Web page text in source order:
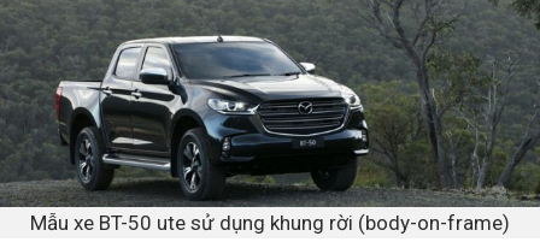
Mẫu xe BT-50 ute sử dụng khung rời (body-on-frame)